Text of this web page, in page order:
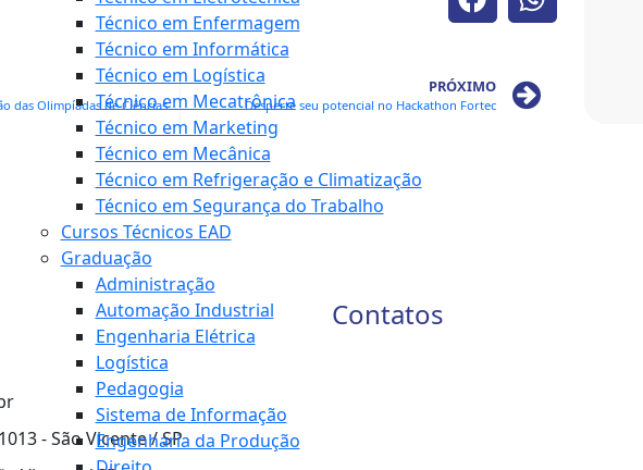
Técnico em Enfermagem
Técnico em Informática
Técnico em Logística
Técnico em Mecatrônica
Técnico em Marketing
Técnico em Mecânica
Técnico em Refrigeração e Climatização
Técnico em Segurança do Trabalho
Cursos Técnicos EAD
Graduação
Administração
Automação Industrial
Engenharia Elétrica
Logística
Pedagogia
Sistema de Informação
Engenharia da Produção
Está chegando a 3ª Edição das Olimpíadas de Ciências da Natureza
PRÓXIMO
Desperte seu potencial no Hackathon Fortec
Contatos
- São Vicente / SP